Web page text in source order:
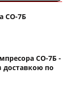
СО-7Б
СО-7Б -
доставкою по